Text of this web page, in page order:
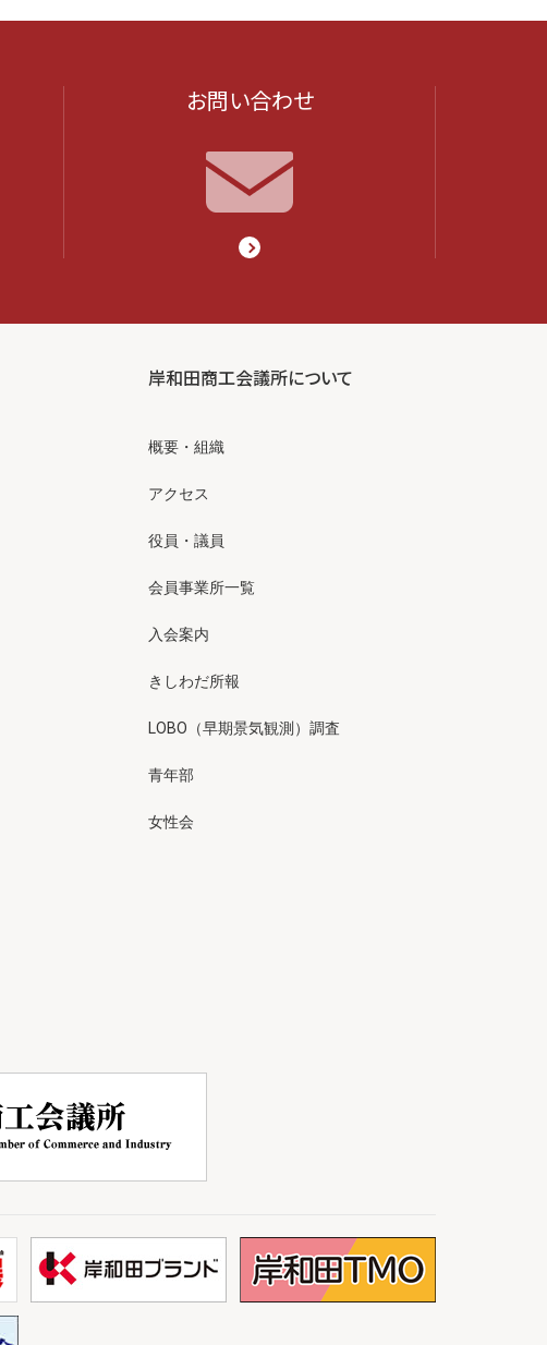
お問い合わせ
岸和田商工会議所について
概要・組織
アクセス
役員・議員
会員事業所一覧
入会案内
きしわだ所報
LOBO（早期景気観測）調査
青年部
女性会